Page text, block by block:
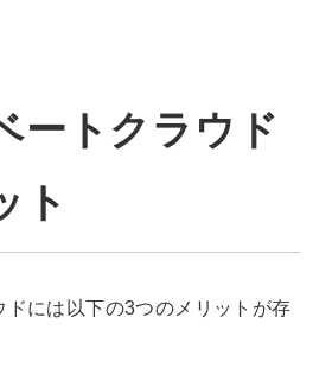
ートクラウド
ト
ドには以下の3つのメリットが存